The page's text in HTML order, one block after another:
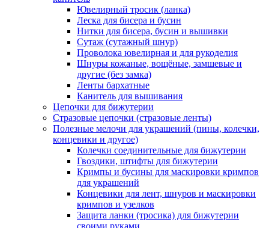
Ювелирный тросик (ланка)
Леска для бисера и бусин
Нитки для бисера, бусин и вышивки
Сутаж (сутажный шнур)
Проволока ювелирная и для рукоделия
Шнуры кожаные, вощёные, замшевые и
другие (без замка)
Ленты бархатные
Канитель для вышивания
Цепочки для бижутерии
Стразовые цепочки (стразовые ленты)
Полезные мелочи для украшений (пины, колечки,
концевики и другое)
Колечки соединительные для бижутерии
Гвоздики, штифты для бижутерии
Кримпы и бусины для маскировки кримпов
для украшений
Концевики для лент, шнуров и маскировки
кримпов и узелков
Защита ланки (тросика) для бижутерии